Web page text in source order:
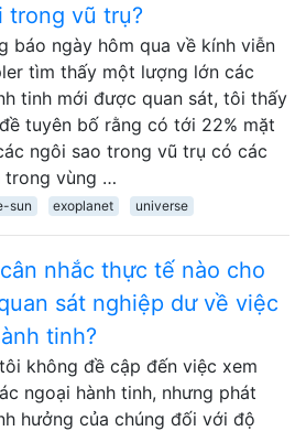
trong vũ trụ?
báo ngày hôm qua về kính viễn
tìm thấy một lượng lớn các
tinh mới được quan sát, tôi thấy
tuyên bố rằng có tới 22% mặt
ngôi sao trong vũ trụ có các
trong vùng …
sun exoplanet universe
nhắc thực tế nào cho
sát nghiệp dư về việc
tinh?
không đề cập đến việc xem
ngoại hành tinh, nhưng phát
hưởng của chúng đối với độ